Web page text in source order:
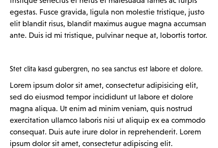
egestas. Fusce gravida, ligula non molestie tristique, justo
elit blandit risus, blandit maximus augue magna accumsan
ante. Duis id mi tristique, pulvinar neque at, lobortis tortor.
Stet clita kasd gubergren, no sea sanctus est labore et dolore.
Lorem ipsum dolor sit amet, consectetur adipisicing elit,
sed do eiusmod tempor incididunt ut labore et dolore
magna aliqua. Ut enim ad minim veniam, quis nostrud
exercitation ullamco laboris nisi ut aliquip ex ea commodo
consequat. Duis aute irure dolor in reprehenderit. Lorem
ipsum dolor sit amet, consectetur adipiscing elit.